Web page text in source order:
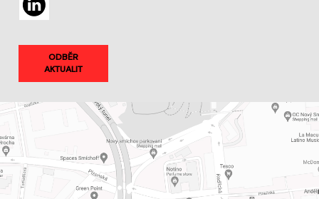
ODBĚR
AKTUALIT